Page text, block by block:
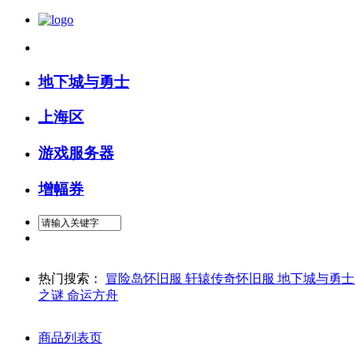
地下城与勇士
上海区
游戏服务器
增幅券
热门搜索： 冒险岛怀旧服 轩辕传奇怀旧服 地下城与勇士
之谜 命运方舟
商品列表页